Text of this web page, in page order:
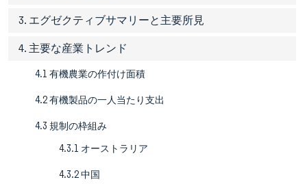
3. エグゼクティブサマリーと主要所見
4. 主要な産業トレンド
4.1 有機農業の作付け面積
4.2 有機製品の一人当たり支出
4.3 規制の枠組み
4.3.1 オーストラリア
4.3.2 中国